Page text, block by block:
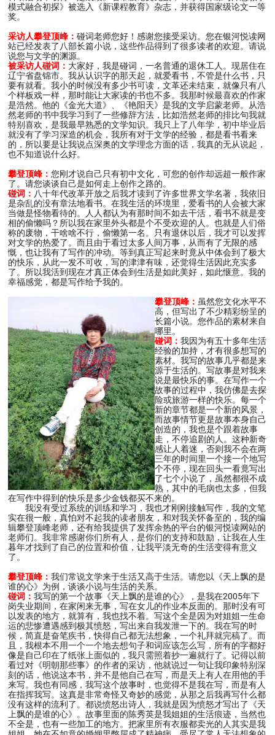
模式融合初探》被选入《新课程教育》杂志，并获得国家级论文一等
奖。
采访人攀登顶峰： 碰词老师您好！感谢您接受采访。您在银河悦读网
站已经发表了八部长篇小说，这些作品得到了很多读者的欢迎。请说
说您与文学的渊源。
被采访人碰词： 大家好，我是碰词，一名普通的退休工人。现居住在
辽宁省盘锦市。我从认识字的那天起，就爱看书，不管是什么书，只
要有就看。我小的时候没有多少书可读，文革还未结束，就像只有八
个样板戏一样，那时能让大家读的书也不多。我那时候最喜欢的作家
是浩然。他的《金光大道》、《艳阳天》是我的文学启蒙老师。从浩
然老师的书中我学习到了一些修辞方法，比如浩然老师的排比句我就
特别喜欢，是我最早熟悉的文学知识。我只上了八年学，初中毕业后
就没有了学习深造的机会，我所有对于文学的经验，都是看书看来
的，所以要是让我说点深奥的文学理念方面的话，我真的无从说起，
也不知道说什么好。
攀登顶峰： 您刚才说自己只有初中文化，可您的创作却远超一般作家
了。请您谈谈自己是如何走上创作之路的。
碰词： 八十年代改革开放之后我才读到了许多世界文学名著，我依旧
是杂乱的没有章法地看书。在我生活的环境里，爱看书的人会被大家
当做是怪物看待的。人人都认为有那时间不如去干活，看书不就是变
相的偷懒吗？所以我在家里外头都是个不受欢迎的人。也就是人们俗
称的废物，干啥啥不行，偷懒第一名。只有退休以后，我才可以发挥
对文学的热爱了。而且由于看过太多人间万事，从而有了无限的感
慨，也让我有了写作的冲动。等到真正写起来时竟从中体会到了极大
的快乐，从此一发不可收，写的津津有味，还觉得生活因此充实多
了。所以我活到现在才真正体会到生活是如此美好，如此惬意。我的
幸福感觉，都是写作给予我的。
攀登顶峰： 虽然您文化水平不
高，但写出了不少精彩纷呈的
长篇小说。您作品的素材来自
哪里。
碰词： 我因为有五十多年生活
经验的加持，才有很多想写的
素材。我写的故事几乎都是来
源于生活的。写故事是对我来
说是最快乐的事。在写作一个
故事的过程中，我仿佛是去探
险或旅游一样的快乐。每一个
新的章节都是一个新的风景，
而故事情节更是故事本身自己
创造的，我也是个跟着故事
走，不停追剧的人。这种新奇
感让人着迷，否则我不会在两
三年的时间里一个接一个地写
个不停，现在回头一看竟写出
了七个小说了，虽然都很不成
熟，其中的毛病也太多，但我
在写作中得到的快乐是多少金钱都买不来的。
我没有受过系统的训练和学习，我也才刚刚接触写作，我的文笔
实在很一般，真怕对不起我的读者朋友，和对我关怀备至的，我的编
辑攀登顶峰老师，还有给我提供了发挥余热的平台的银河悦读网站的
老师们。我非常感谢你们所有人，是你们的支持和鼓励，让我在人生
暮年才找到了自己的位置和价值，让我平淡无奇的生活变得有意义
了。
攀登顶峰： 我们常说文学来于生活又高于生活。请您以《天上飘的是
谁的心》为例，谈谈小说与生活的关系。
碰词： 我写的第一个故事《天上飘的是谁的心》，是我在2005年下
岗失业期间，在家闲来无事，写在女儿的作业本反面的。那时没有可
以发表的地方，就算有，我也找不着。写这个全是因为对姐姐一生命
运的悲惨遭遇感到极其愤怒，写出来自我发泄一下的。我在写的时
候，简直是奋笔疾书，快得自己都无法想象，一个礼拜就完稿了。而
且，我根本不用一个一个地去想句子和词应该怎么写，所有的字都好
像是自己印在了纸张上面似的，我只需照着抄一遍就行了。记得以前
看过对《明朝那些事》的作者的采访，他就说过一句让我印象特别深
刻的话，他说这本书，并不是他自己在写，而是天上有人在用他的手
来写。我也有同感，我写这个故事时，也觉得不是我在写，而是有人
在指挥我写。这真是非常奇怪又奇妙的感觉，从那之后我再写什么都
没有这样的流利了。都说愤怒出诗人，我就是因为愤怒才写出了《天
上飘的是谁的心》。故事里面的陈秀英是我姐姐的生活痕迹，当然也
不全是，也有一些加工的地方。把家里所有衣服都卖光的人其实是我